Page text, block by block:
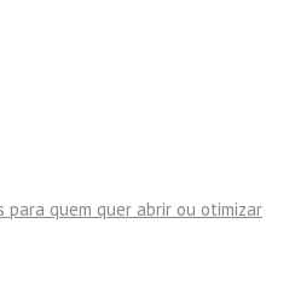
para quem quer abrir ou otimizar